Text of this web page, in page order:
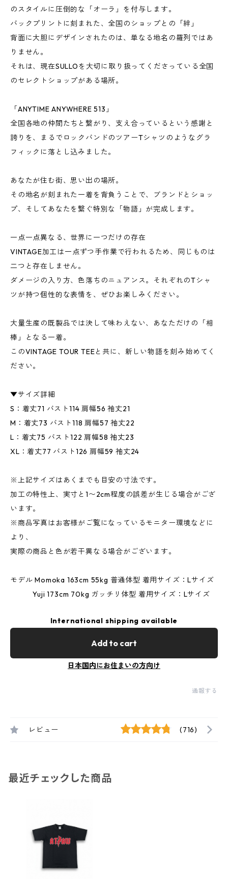
のスタイルに圧倒的な「オーラ」を付与します。
バックプリントに刻まれた、全国のショップとの「絆」
背面に大胆にデザインされたのは、単なる地名の羅列ではあ
りません。
それは、現在SULLOを大切に取り扱ってくださっている全国
のセレクトショップがある場所。
「ANYTIME ANYWHERE 513」
全国各地の仲間たちと繋がり、支え合っているという感謝と
誇りを、まるでロックバンドのツアーTシャツのようなグラ
フィックに落とし込みました。
あなたが住む街、思い出の場所。
その地名が刻まれた一着を背負うことで、ブランドとショッ
プ、そしてあなたを繋ぐ特別な「物語」が完成します。
一点一点異なる、世界に一つだけの存在
VINTAGE加工は一点ずつ手作業で行われるため、同じものは
二つと存在しません。
ダメージの入り方、色落ちのニュアンス。それぞれのTシャ
ツが持つ個性的な表情を、ぜひお楽しみください。
大量生産の既製品では決して味わえない、あなただけの「相
棒」となる一着。
このVINTAGE TOUR TEEと共に、新しい物語を刻み始めてく
ださい。
▼サイズ詳細
S：着丈71 バスト114 肩幅56 袖丈21
M：着丈73 バスト118 肩幅57 袖丈22
L：着丈75 バスト122 肩幅58 袖丈23
XL：着丈77 バスト126 肩幅59 袖丈24
※上記サイズはあくまでも目安の寸法です。
加工の特性上、実寸と1〜2cm程度の誤差が生じる場合がござ
います。
※商品写真はお客様がご覧になっているモニター環境などに
より、
実際の商品と色が若干異なる場合がございます。
モデル Momoka 163cm 55kg 普通体型 着用サイズ：Lサイズ
Yuji 173cm 70kg ガッチリ体型 着用サイズ：Lサイズ
International shipping available
Add to cart
日本国内にお住まいの方向け
通報する
レビュー (716)
最近チェックした商品